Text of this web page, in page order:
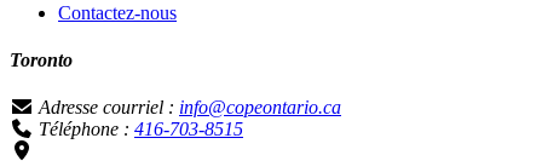
Contactez-nous
Toronto
Adresse courriel : info@copeontario.ca
Téléphone : 416-703-8515